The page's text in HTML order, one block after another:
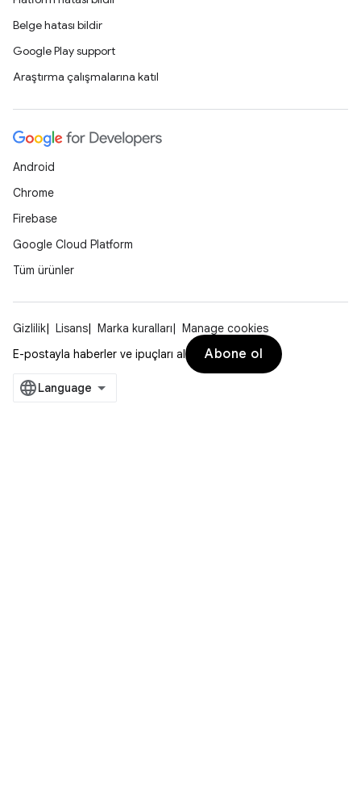
Belge hatası bildir
Google Play support
Araştırma çalışmalarına katıl
Android
Chrome
Firebase
Google Cloud Platform
Tüm ürünler
Gizlilik Lisans Marka kuralları
Manage cookies
E-postayla haberler ve ipuçları al
Abone ol